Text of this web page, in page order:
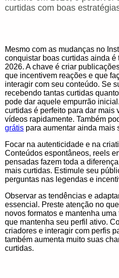
curtidas com boas
Mesmo com as mudanças no
conquistar boas curtidas ainda
2026. A chave é criar
que incentivem reações e que
interagir com seu conteúdo. Se
recebendo tantas curtidas
pode dar aquele empurrão
curtidas é perfeito para dar mais
vídeos rapidamente. Também
grátis para aumentar ainda mais
Focar na autenticidade e na
Conteúdos espontâneos, reels
pensadas fazem toda a
mais curtidas. Estimule seu
perguntas nas legendas e
Observar as tendências e
essencial. Preste atenção no
novos formatos e mantenha
que mantenha seu perfil ativo.
criadores e interagir com perfis
também aumenta muito suas
curtidas.